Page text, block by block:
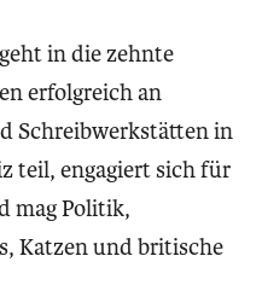
in die zehnte
erfolgreich an
Schreibwerkstätten in
teil, engagiert sich für
mag Politik,
Katzen und britische